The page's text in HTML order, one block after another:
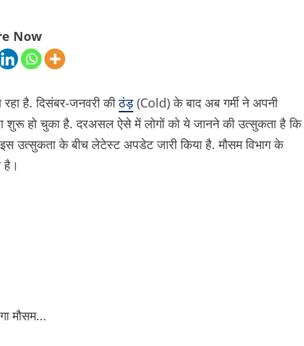
Now
है. दिसंबर-जनवरी कीठंड़(Cold) के बाद अब गर्मी ने अपनी
शुरू हो चुका है. दरअसल ऐसे में लोगों को ये जानने की उत्सुकता है कि
इस उत्सुकता के बीच लेटेस्ट अपडेट जारी किया है. मौसम विभाग के
है।